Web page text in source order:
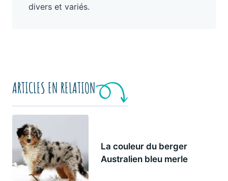
divers et variés.
ARTICLES EN RELATION
La couleur du berger
Australien bleu merle